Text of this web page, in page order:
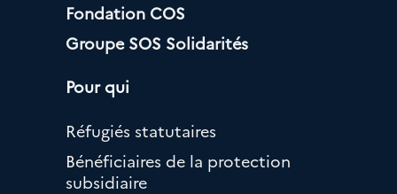
Fondation COS
Groupe SOS Solidarités
Pour qui
Réfugiés statutaires
Bénéficiaires de la protection
subsidiaire